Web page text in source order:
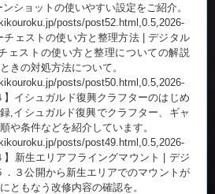
ショットの使いやすい設定をご紹介。
posts/post52.html,0.5,2026-
チェストの使い方と整理方法 | デジタル
ェストの使い方と整理についての解説
きの対処方法について。
posts/post50.html,0.5,2026-
イシュガルド復興クラフターのはじめ
,イシュガルド復興でクラフター、ギャ
や条件などを紹介しています。
posts/post49.html,0.5,2026-
】新生エリアフライングマウント | デジ
３公開から新生エリアでのマウントが
ともなう改修内容の確認を。